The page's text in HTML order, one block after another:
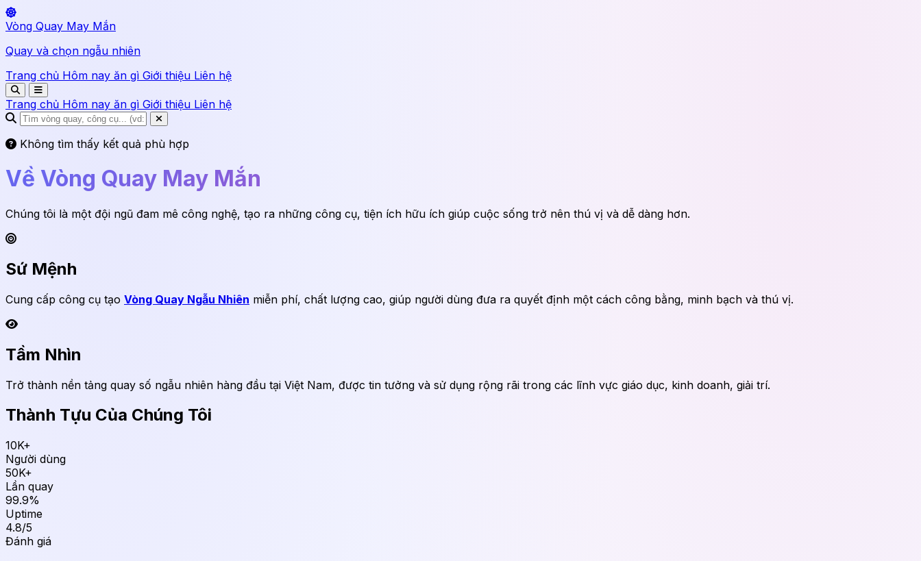
Vòng Quay May Mắn
Quay và chọn ngẫu nhiên
Trang chủ Hôm nay ăn gì Giới thiệu Liên hệ
Trang chủ Hôm nay ăn gì Giới thiệu Liên hệ
Không tìm thấy kết quả phù hợp
Về Vòng Quay May Mắn
Chúng tôi là một đội ngũ đam mê công nghệ, tạo ra những công cụ, tiện ích hữu ích giúp cuộc sống trở nên thú vị và dễ dàng hơn.
Sứ Mệnh
Cung cấp công cụ tạo Vòng Quay Ngẫu Nhiên miễn phí, chất lượng cao, giúp người dùng đưa ra quyết định một cách công bằng, minh bạch và thú vị.
Tầm Nhìn
Trở thành nền tảng quay số ngẫu nhiên hàng đầu tại Việt Nam, được tin tưởng và sử dụng rộng rãi trong các lĩnh vực giáo dục, kinh doanh, giải trí.
Thành Tựu Của Chúng Tôi
10K+
Người dùng
50K+
Lần quay
99.9%
Uptime
4.8/5
Đánh giá